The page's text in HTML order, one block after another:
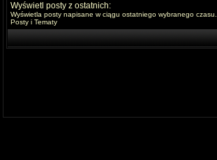
Wyświetl posty z ostatnich:
Wyświetla posty napisane w ciągu ostatniego wybranego
Posty i Tematy